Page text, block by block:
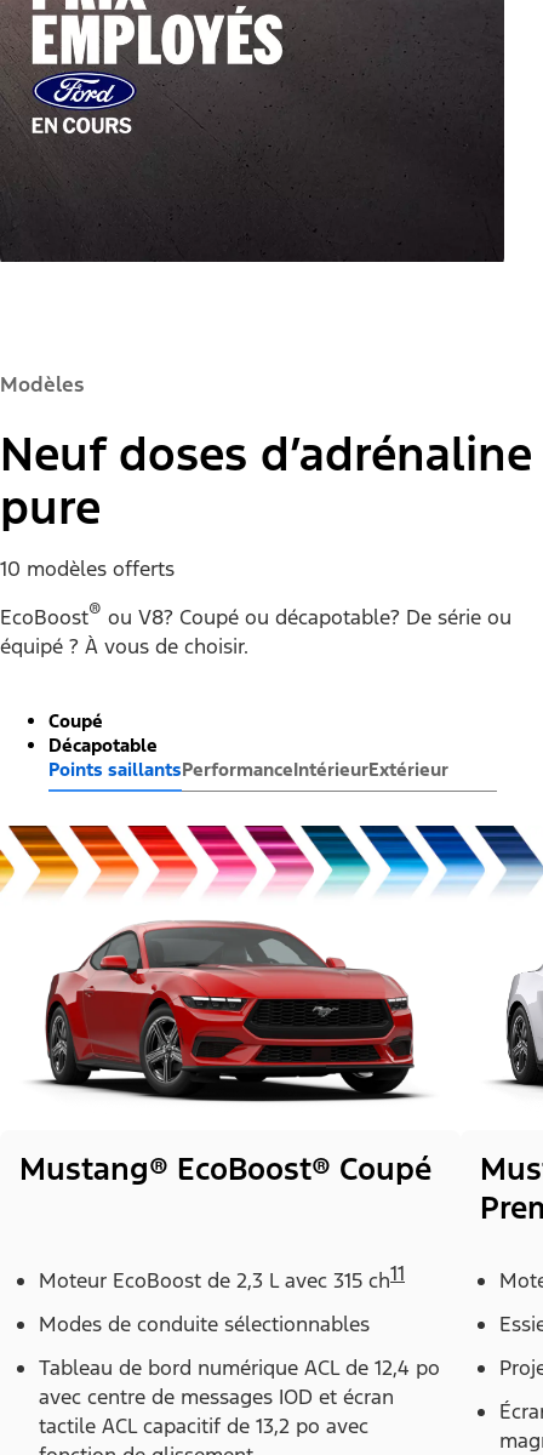
Modèles
Neuf doses d’adrénaline
pure
10 modèles offerts
EcoBoost® ou V8? Coupé ou décapotable? De série ou
équipé ? À vous de choisir.
Coupé
Décapotable
Points saillantsPerformanceIntérieurExtérieur
Mustang® EcoBoost® Coupé
Moteur EcoBoost de 2,3 L avec 315 ch11
Modes de conduite sélectionnables
Tableau de bord numérique ACL de 12,4 po
avec centre de messages IOD et écran
tactile ACL capacitif de 13,2 po avec